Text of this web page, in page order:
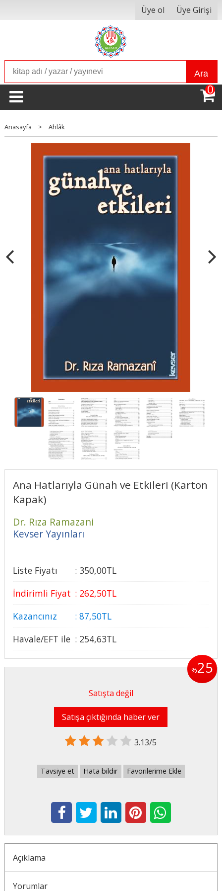
Üye ol Üye Girişi
Ara
0
Anasayfa > Ahlâk
Ana Hatlarıyla Günah ve Etkileri (Karton
Kapak)
Dr. Rıza Ramazani
Kevser Yayınları
Liste Fiyatı : 350,00TL
İndirimli Fiyat : 262,50TL
Kazancınız
: 87,50TL
Havale/EFT ile : 254,63TL
%25
Satışta değil
Satışa çıktığında haber ver
3.13/5
Tavsiye et Hata bildir Favorilerime Ekle
Açıklama
Yorumlar